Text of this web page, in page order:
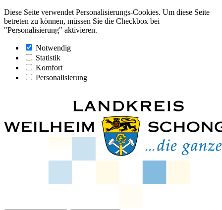
Diese Seite verwendet Personalisierungs-Cookies. Um diese Seite
betreten zu können, müssen Sie die Checkbox bei
"Personalisierung" aktivieren.
Notwendig
Statistik
Komfort
Personalisierung